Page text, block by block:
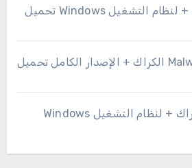
1.0.0 Helium الكراك + لنظام التشغيل Windows تحميل
Malwarebytes 5.5.7.255 الكراك + الإصدار الكامل تحميل
Electron 42.3.3 الكراك + لنظام التشغيل Windows